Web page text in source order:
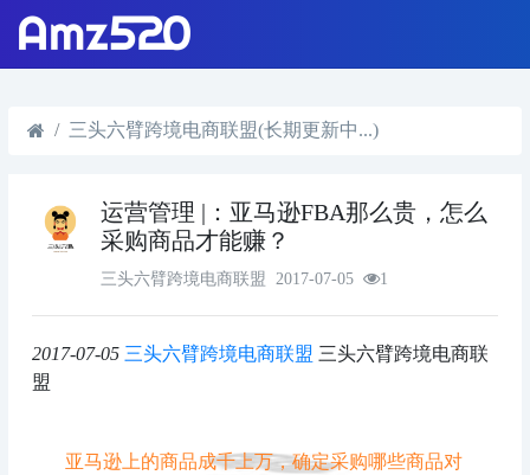
三头六臂跨境电商联盟(长期更新中...)
运营管理 |：亚马逊FBA那么贵，怎么
采购商品才能赚？
三头六臂跨境电商联盟 2017-07-05 1
2017-07-05 三头六臂跨境电商联盟 三头六臂跨境电商联
盟
亚马逊上的商品成千上万，确定采购哪些商品对